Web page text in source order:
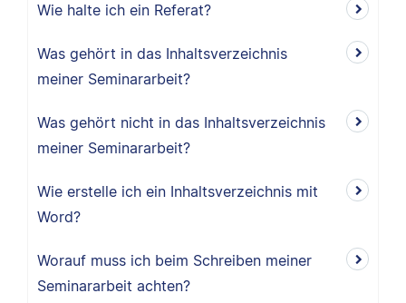
Wie halte ich ein Referat?
Was gehört in das Inhaltsverzeichnis
meiner Seminararbeit?
Was gehört nicht in das Inhaltsverzeichnis
meiner Seminararbeit?
Wie erstelle ich ein Inhaltsverzeichnis mit
Word?
Worauf muss ich beim Schreiben meiner
Seminararbeit achten?